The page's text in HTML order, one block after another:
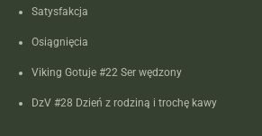
Satysfakcja
Osiągnięcia
Viking Gotuje #22 Ser wędzony
DzV #28 Dzień z rodziną i trochę kawy